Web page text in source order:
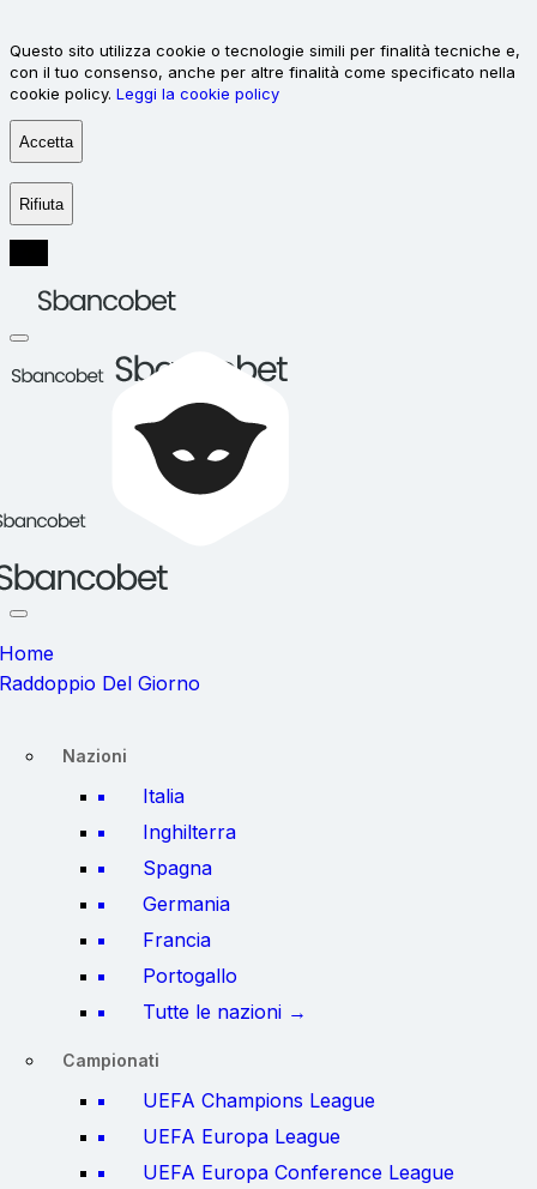
Questo sito utilizza cookie o tecnologie simili per finalità tecniche e,
con il tuo consenso, anche per altre finalità come specificato nella
cookie policy. Leggi la cookie policy
Accetta
Rifiuta
Home
Raddoppio Del Giorno
Nazioni
Italia
Inghilterra
Spagna
Germania
Francia
Portogallo
Tutte le nazioni →
Campionati
UEFA Champions League
UEFA Europa League
UEFA Europa Conference League